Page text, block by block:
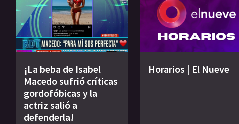
¡La beba de Isabel
Macedo sufrió críticas
gordofóbicas y la
actriz salió a
defenderla!
Horarios | El Nueve